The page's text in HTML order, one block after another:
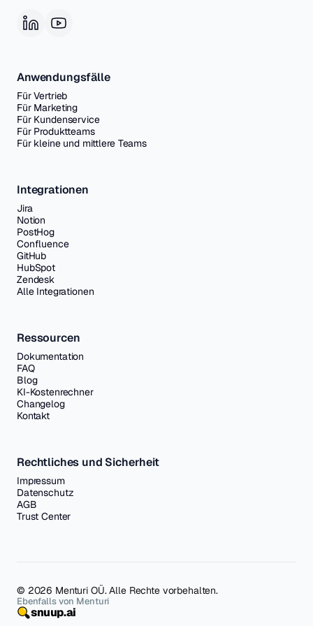
Anwendungsfälle
Für Vertrieb
Für Marketing
Für Kundenservice
Für Produktteams
Für kleine und mittlere Teams
Integrationen
Jira
Notion
PostHog
Confluence
GitHub
HubSpot
Zendesk
Alle Integrationen
Ressourcen
Dokumentation
FAQ
Blog
KI-Kostenrechner
Changelog
Kontakt
Rechtliches und Sicherheit
Impressum
Datenschutz
AGB
Trust Center
© 2026 Menturi OÜ. Alle Rechte vorbehalten.
Ebenfalls von Menturi
snuup.ai